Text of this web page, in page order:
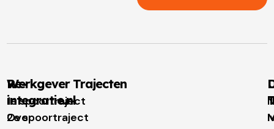
Re-
integratie.nl
Over
Werkgever Trajecten
1e spoortraject
2e spoortraject